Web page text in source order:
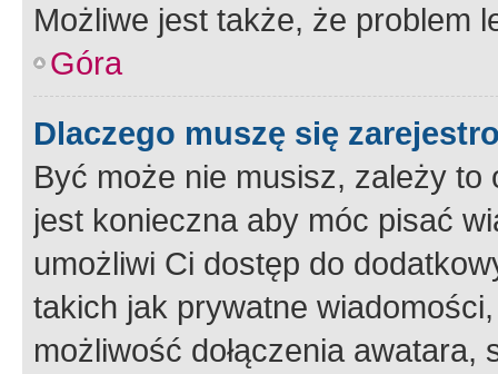
Możliwe jest także, że problem
Góra
Dlaczego muszę się
Być może nie musisz, zależy
jest konieczna aby móc pisać
umożliwi Ci dostęp do
takich jak prywatne
możliwość dołączenia